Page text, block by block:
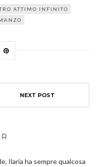
ATTIMO INFINITO
NEXT POST
Ilaria ha sempre qualcosa